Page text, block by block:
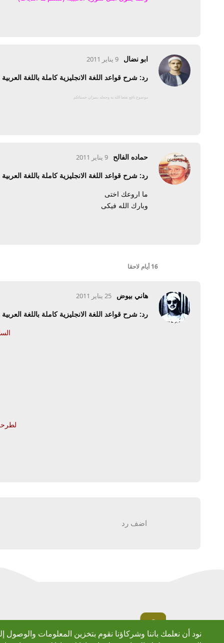
نود أن نعلمك باننا وشركاؤنا نقوم بتخزين المعلومات
ابو نضال 9 يناير 2011
رد: شرح قواعد اللغة الانجليزية كاملة باللغة العربية
موضوع نافع نفعنا الله به وجعله بميزان حسناتكم
حماده الفالح 9 يناير 2011
رد: شرح قواعد اللغة الانجليزية كاملة باللغة العربية
ما اروعك اختى
وبارك الله فيكى
16 أيام لاحقا
هاني بيوض 25 يناير 2011
رد: شرح قواعد اللغة الانجليزية كاملة باللغة العربية
اضف رد